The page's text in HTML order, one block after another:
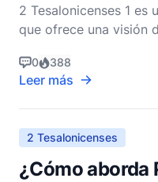
2 Tesalonicenses 1
que ofrece una visión
esta carta aborda
ánimo frente a la
y la glorificación final
0 388
Leer más
2 Tesalonicenses
¿Cómo aborda